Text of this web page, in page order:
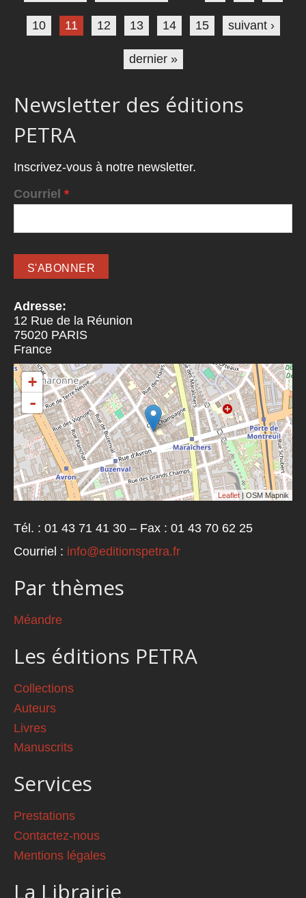
10 11 12 13 14 15 suivant ›
dernier »
Newsletter des éditions
PETRA
Inscrivez-vous à notre newsletter.
Courriel *
Adresse:
12 Rue de la Réunion
75020 PARIS
France
+
-
Leaflet | OSM Mapnik
Tél. : 01 43 71 41 30 – Fax : 01 43 70 62 25
Courriel : info@editionspetra.fr
Par thèmes
Méandre
Les éditions PETRA
Collections
Auteurs
Livres
Manuscrits
Services
Prestations
Contactez-nous
Mentions légales
La Librairie